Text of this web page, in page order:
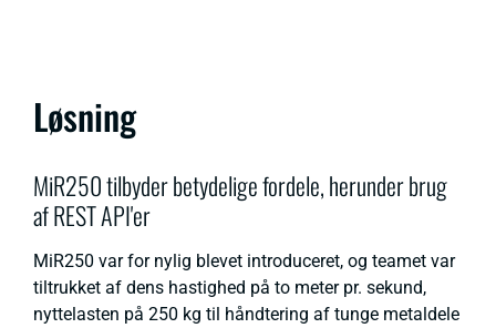
Løsning
MiR250 tilbyder betydelige fordele, herunder brug
af REST API'er
MiR250 var for nylig blevet introduceret, og teamet var
tiltrukket af dens hastighed på to meter pr. sekund,
nyttelasten på 250 kg til håndtering af tunge metaldele